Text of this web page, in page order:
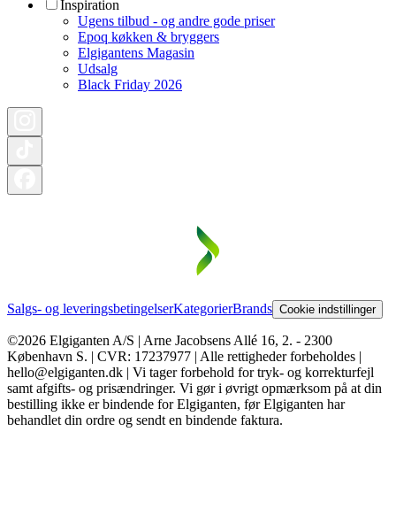
Inspiration
Ugens tilbud - og andre gode priser
Epoq køkken & bryggers
Elgigantens Magasin
Udsalg
Black Friday 2026
Salgs- og leveringsbetingelserKategorierBrands Cookie indstillinger
©2026 Elgiganten A/S | Arne Jacobsens Allé 16, 2. - 2300
København S. | CVR: 17237977 | Alle rettigheder forbeholdes |
hello@elgiganten.dk | Vi tager forbehold for tryk- og korrekturfejl
samt afgifts- og prisændringer. Vi gør i øvrigt opmærksom på at din
bestilling ikke er bindende for Elgiganten, før Elgiganten har
behandlet din ordre og sendt en bindende faktura.